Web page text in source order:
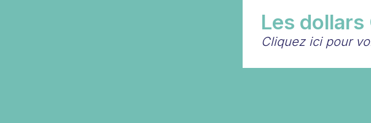
Les
Cliquez ici pour